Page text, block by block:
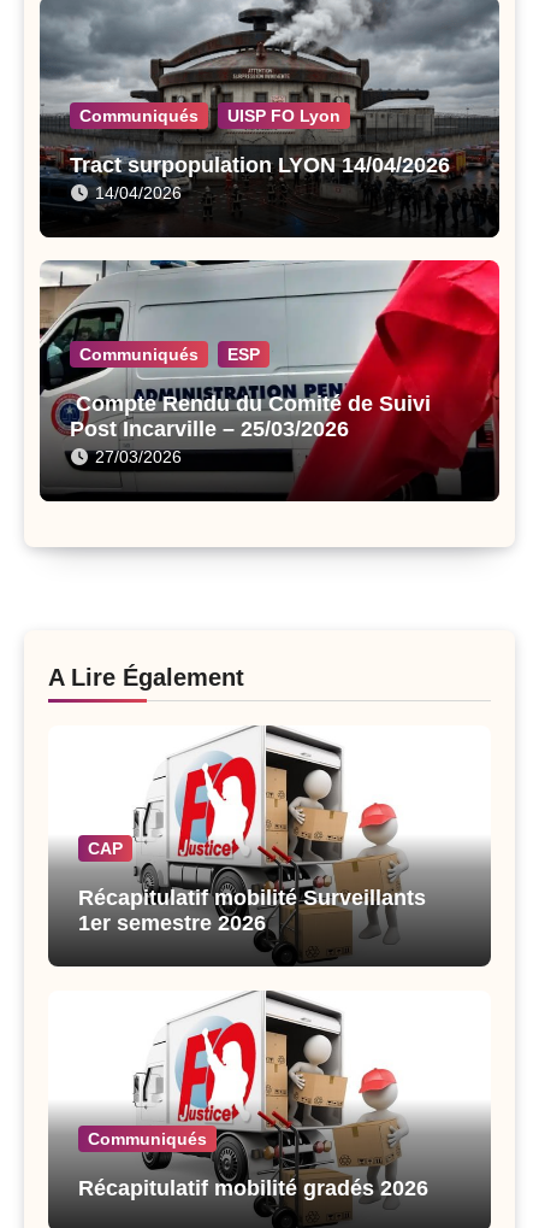
Communiqués UISP FO Lyon
Tract surpopulation LYON 14/04/2026
14/04/2026
Communiqués ESP
Compte Rendu du Comité de Suivi
Post Incarville – 25/03/2026
27/03/2026
A Lire Également
CAP
Récapitulatif mobilité Surveillants
1er semestre 2026
Communiqués
Récapitulatif mobilité gradés 2026